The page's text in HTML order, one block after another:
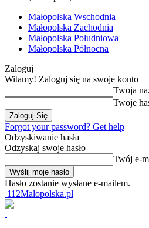
Małopolska Wschodnia
Małopolska Zachodnia
Małopolska Południowa
Małopolska Północna
Zaloguj
Witamy! Zaloguj się na swoje konto
Twoja
Twoje
Forgot your password? Get help
Odzyskiwanie hasła
Odzyskaj swoje hasło
Twój e-
Hasło zostanie wysłane e-mailem.
112Malopolska.pl